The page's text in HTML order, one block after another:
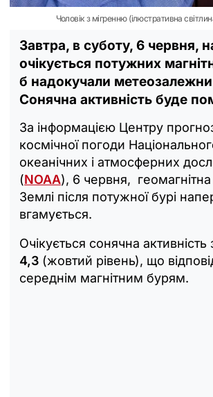
Чоловік з мігренню (ілюстративна
Завтра, в суботу, 6 червня,
очікується потужних
б надокучали
Сонячна активність буде
За інформацією Центру
космічної погоди
океанічних і атмосферних
(NOAA), 6 червня, геомагнітна
Землі після потужної бурі
вгамується.
Очікується сонячна
4,3 (жовтий рівень), що
середнім магнітним бурям.